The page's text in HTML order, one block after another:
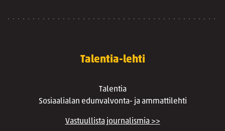
Talentia-lehti
Talentia
Sosiaalialan edunvalvonta- ja ammattilehti
Vastuullista journalismia >>